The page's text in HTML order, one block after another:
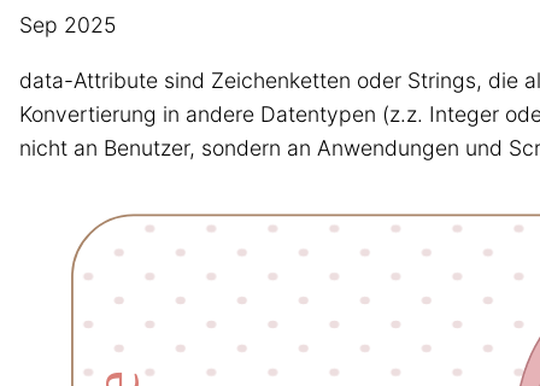
Sep 2025
data-Attribute sind Zeichenketten oder Strings, die
Konvertierung in andere Datentypen (z.z. Integer
nicht an Benutzer, sondern an Anwendungen und